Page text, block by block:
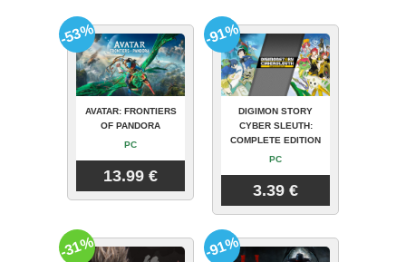
AVATAR: FRONTIERS
OF PANDORA
PC
13.99 €
-53%
DIGIMON STORY
CYBER SLEUTH:
COMPLETE EDITION
PC
3.39 €
-91%
-31% -91%